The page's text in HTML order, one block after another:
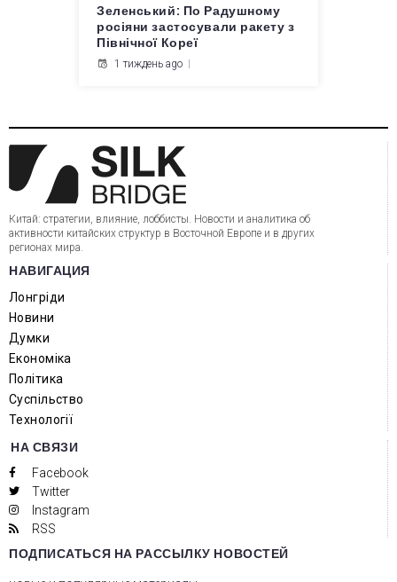
Зеленський: По Радушному
росіяни застосували ракету з
Північної Кореї
1 тиждень ago
Китай: стратегии, влияние, лоббисты. Новости и аналитика об
активности китайских структур в Восточной Европе и в других
регионах мира.
НАВИГАЦИЯ
Лонгріди
Новини
Думки
Економіка
Політика
Суспільство
Технології
НА СВЯЗИ
Facebook
Twitter
Instagram
RSS
ПОДПИСАТЬСЯ НА РАССЫЛКУ НОВОСТЕЙ